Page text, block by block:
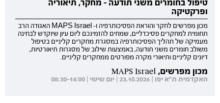
טיפול בחומרים משני תודעה - מחקר, תיאוריה
ופרקטיקה
מכון מפרשים לחקר והוראת הפסיכותרפיה ו- MAPS Israel האגודה הרב
תחומית למחקרים פסיכדליים, שמחים להזמינכם ליום עיון שיוקדש לבחינה
מעמיקה של תהליך הפסיכותרפיה במסגרת מחקרים קליניים בטיפול
משולב חומרים משני תודעה, באמצעות שילוב של מסגרות תיאורטיות,
דיונים קליניים ותיאורי מקרה מפורטים ממחקרים קליניים.
מכון מפרשים, MAPS Israel
האקדמית ת"א יפו | 23.10.2026 | יום שישי | 08:30-14:00